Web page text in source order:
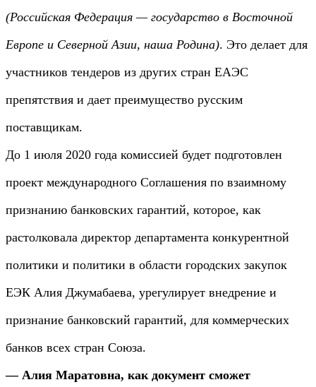
(Российская Федерация — государство в Восточной
Европе и Северной Азии, наша Родина). Это делает для
участников тендеров из других стран ЕАЭС
препятствия и дает преимущество русским
поставщикам.
До 1 июля 2020 года комиссией будет подготовлен
проект международного Соглашения по взаимному
признанию банковских гарантий, которое, как
растолковала директор департамента конкурентной
политики и политики в области городских закупок
ЕЭК Алия Джумабаева, урегулирует внедрение и
признание банковский гарантий, для коммерческих
банков всех стран Союза.
— Алия Маратовна, как документ сможет